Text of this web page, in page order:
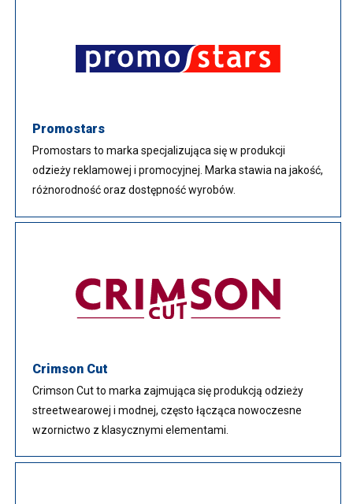
Promostars
Promostars to marka specjalizująca się w produkcji
odzieży reklamowej i promocyjnej. Marka stawia na jakość,
różnorodność oraz dostępność wyrobów.
Crimson Cut
Crimson Cut to marka zajmująca się produkcją odzieży
streetwearowej i modnej, często łącząca nowoczesne
wzornictwo z klasycznymi elementami.